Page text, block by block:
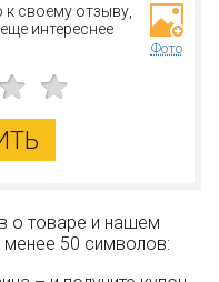
своему отзыву,
интереснее
Фото
о товаре и нашем
менее 50 символов: